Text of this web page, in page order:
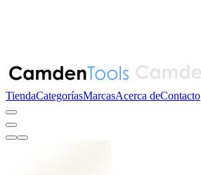
TiendaCategoríasMarcasAcerca deContacto